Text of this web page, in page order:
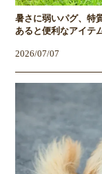
暑さに弱いパグ、特
あると便利なアイテ
2026/07/07